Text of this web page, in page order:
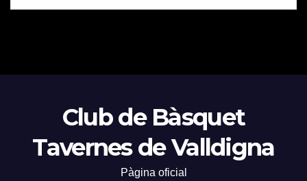
Club de Bàsquet
Tavernes de Valldigna
Pàgina oficial